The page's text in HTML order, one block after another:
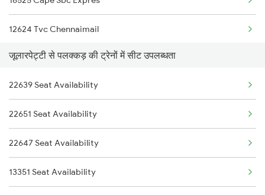
2250 Ntsk Sbc Special
2253 Ypr Bgp Fest Spl
2295 Sanghamitra Exp
2296 Dnr Sbc Spl
2409 Hte Ers Spl
2410 Ers Hte Exp
12624 Tvc Chennaimail
06548 Vlnk Sbc Spl
12696 Tvc Mas Sf Exp
16319 Smvb Humsafar
22503 Dbrg Vivek Exp
16343 Amritha Exp
जूलारपेट्टी से पलक्कड़ की ट्रेनों में सीट उपलब्धता
22639 Seat Availability
22651 Seat Availability
22647 Seat Availability
13351 Seat Availability